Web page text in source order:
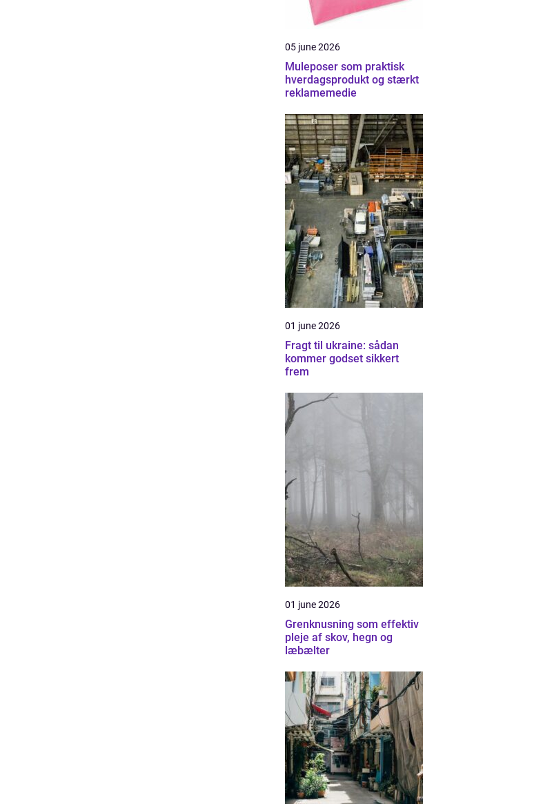
05 june 2026
Muleposer som praktisk
hverdagsprodukt og stærkt
reklamemedie
01 june 2026
Fragt til ukraine: sådan
kommer godset sikkert
frem
01 june 2026
Grenknusning som effektiv
pleje af skov, hegn og
læbælter